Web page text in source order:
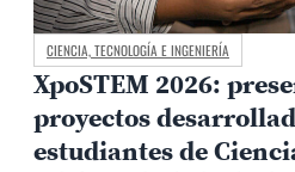
CIENCIA, TECNOLOGÍA E INGENIERÍA
XpoSTEM 2026:
proyectos
estudiantes de